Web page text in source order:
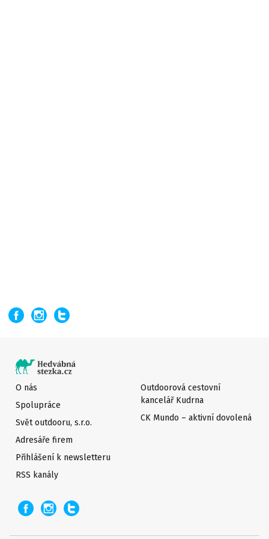
O nás
Spolupráce
Svět outdooru, s.r.o.
Adresáře firem
Přihlášení k newsletteru
Outdoorová cestovní
kancelář Kudrna
CK Mundo – aktivní dovolená
RSS kanály